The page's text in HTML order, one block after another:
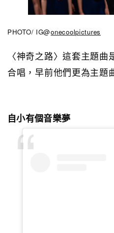
PHOTO/ IG@onecoolpictures
〈神奇之路〉這套主題
合唱，早前他們更為主題
自小有個音樂夢